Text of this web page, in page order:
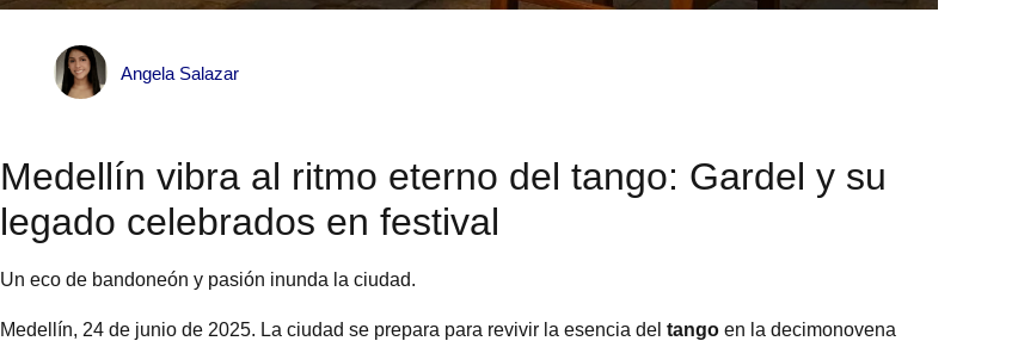
Angela Salazar
Medellín vibra al ritmo eterno del tango: Gardel y su
legado celebrados en festival
Un eco de bandoneón y pasión inunda la ciudad.
Medellín, 24 de junio de 2025. La ciudad se prepara para revivir la esencia del tango en la decimonovena